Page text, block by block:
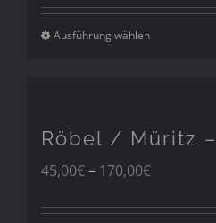
bis
Ausführung wählen
Röbel / Müritz
45,00€– 170,00€
bis